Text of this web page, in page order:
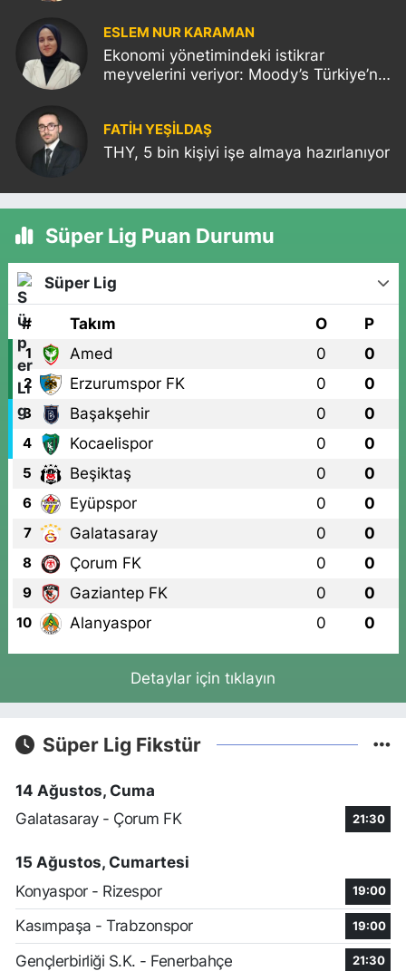
ESLEM NUR KARAMAN
Ekonomi yönetimindeki istikrar
meyvelerini veriyor: Moody’s Türkiye’nin
FATIH YEŞİLDAŞ
THY, 5 bin kişiyi işe almaya hazırlanıyor
Süper Lig Puan Durumu
Süper Lig
# Takım O P
1 Amed 0 0
2 Erzurumspor FK 0 0
3 Başakşehir 0 0
4 Kocaelispor 0 0
5 Beşiktaş 0 0
6 Eyüpspor 0 0
7 Galatasaray 0 0
8 Çorum FK 0 0
9 Gaziantep FK 0 0
10 Alanyaspor 0 0
Detaylar için tıklayın
Süper Lig Fikstür
14 Ağustos, Cuma
Galatasaray - Çorum FK
21:30
15 Ağustos, Cumartesi
Konyaspor - Rizespor
19:00
Kasımpaşa - Trabzonspor 19:00
Gençlerbirliği S.K. - Fenerbahçe 21:30